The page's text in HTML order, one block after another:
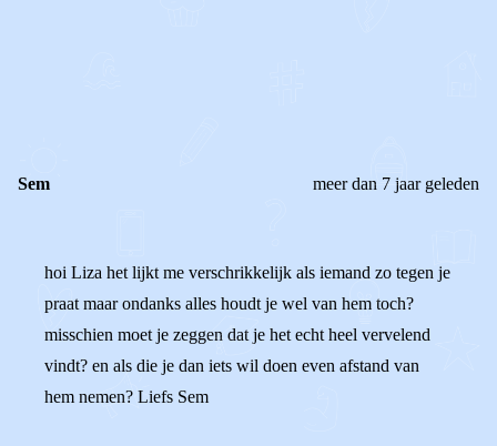
Sem meer dan 7 jaar geleden
hoi Liza het lijkt me verschrikkelijk als iemand zo tegen je
praat maar ondanks alles houdt je wel van hem toch?
misschien moet je zeggen dat je het echt heel vervelend
vindt? en als die je dan iets wil doen even afstand van
hem nemen? Liefs Sem